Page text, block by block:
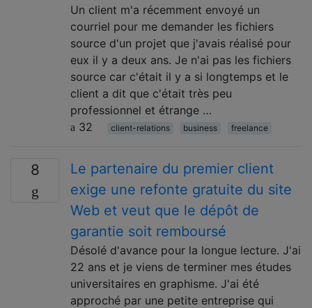
Un client m'a récemment envoyé un
courriel pour me demander les fichiers
source d'un projet que j'avais réalisé pour
eux il y a deux ans. Je n'ai pas les fichiers
source car c'était il y a si longtemps et le
client a dit que c'était très peu
professionnel et étrange …
32
client-relations business freelance
8
Le partenaire du premier client
exige une refonte gratuite du site
Web et veut que le dépôt de
garantie soit remboursé
Désolé d'avance pour la longue lecture. J'ai
22 ans et je viens de terminer mes études
universitaires en graphisme. J'ai été
approché par une petite entreprise qui